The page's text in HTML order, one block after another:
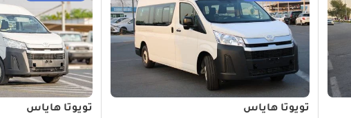
تويوتا هاياس
تويوتا هاياس